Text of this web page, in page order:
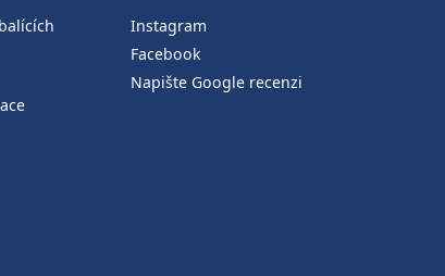
Instagram
Facebook
Napište Google recenzi